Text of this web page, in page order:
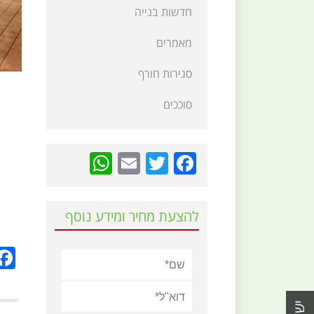
חדשות בנייה
מאמרים
סגירות חורף
סוככים
Facebook
Twitter
Email
להצעת מחיר ומידע נוסף